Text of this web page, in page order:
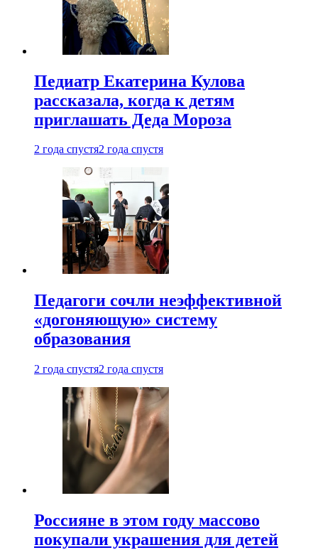
Педиатр Екатерина Кулова
рассказала, когда к детям
приглашать Деда Мороза
2 года спустя2 года спустя
Педагоги сочли неэффективной
«догоняющую» систему
образования
2 года спустя2 года спустя
Россияне в этом году массово
покупали украшения для детей